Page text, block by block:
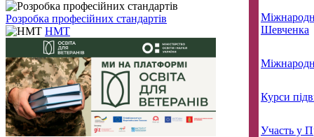
Розробка професійних стандартів
НМТ
Шевченка
Курси
Участь у